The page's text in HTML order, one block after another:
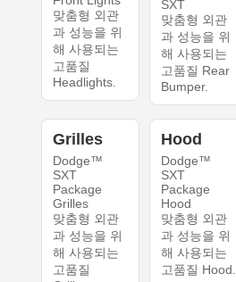
맞춤형 외관
과 성능을 위
해 사용되는
고품질
Headlights.
SXT
맞춤형 외관
과 성능을 위
해 사용되는
고품질 Rear
Bumper.
Grilles
Dodge™
SXT
Package
Grilles
맞춤형 외관
과 성능을 위
해 사용되는
고품질
Hood
Dodge™
SXT
Package
Hood
맞춤형 외관
과 성능을 위
해 사용되는
고품질 Hood.